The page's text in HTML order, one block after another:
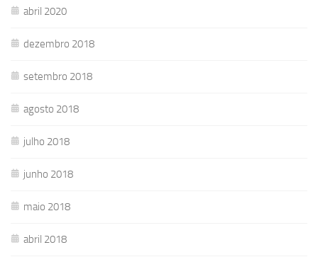
abril 2020
dezembro 2018
setembro 2018
agosto 2018
julho 2018
junho 2018
maio 2018
abril 2018